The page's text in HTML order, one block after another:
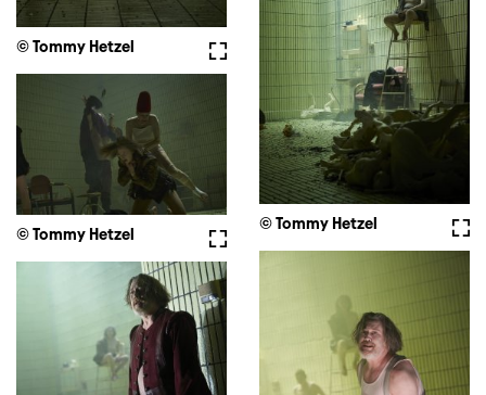
Vollbild
© Tommy Hetzel
© Tommy Hetzel
Vollbild
© Tommy Hetzel